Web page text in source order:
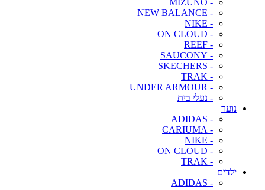
- MIZUNO
- NEW BALANCE
- NIKE
- ON CLOUD
- REEF
- SAUCONY
- SKECHERS
- TRAK
- UNDER ARMOUR
- נעלי בית
נוער
- ADIDAS
- CARIUMA
- NIKE
- ON CLOUD
- TRAK
ילדים
- ADIDAS